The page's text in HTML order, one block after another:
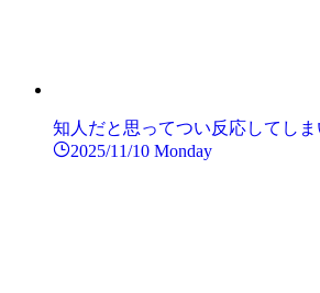
知人だと思ってつい反応してし
2025/11/10 Monday